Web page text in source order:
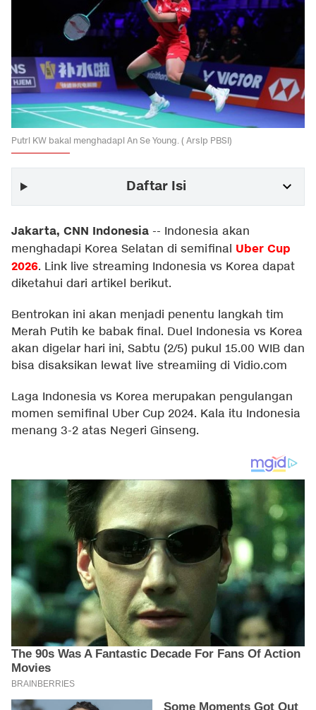
Putri KW bakal menghadapi An Se Young. ( Arsip PBSI)
Daftar Isi
Jakarta, CNN Indonesia -- Indonesia akan
menghadapi Korea Selatan di semifinal Uber Cup
2026. Link live streaming Indonesia vs Korea dapat
diketahui dari artikel berikut.
Bentrokan ini akan menjadi penentu langkah tim
Merah Putih ke babak final. Duel Indonesia vs Korea
akan digelar hari ini, Sabtu (2/5) pukul 15.00 WIB dan
bisa disaksikan lewat live streamiing di Vidio.com
Laga Indonesia vs Korea merupakan pengulangan
momen semifinal Uber Cup 2024. Kala itu Indonesia
menang 3-2 atas Negeri Ginseng.